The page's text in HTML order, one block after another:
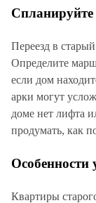
Спланируйте
Переезд в
Определите
если дом
арки могут
доме нет лифта
продумать, как
Особенности
Квартиры